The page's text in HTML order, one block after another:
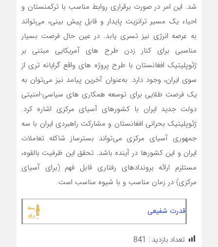
شد. این امر در صورت برقراری روابط مناسب با ترکمنستان و
احیاء یک مسیر ترانزیت پایدار و قابل پیش‌ بینی، می‌تواند
به عرصه انرژی نیز تسری یابد. در عین حال فرصت بسیار
مناسبی برای کنار زدن طرح‌ های آمریکایی مبتنی بر
ژئوپلیتیک افغانستان با طرح پروژه ‌های واقع ‌گرایانه ‌تری از
سوی ایران، وجود دارد. به‌عنوان آخرین پیامد نیز می‌توان به
یک فرصت طلایی برای توسعه همکاری‌ های سیاسی-امنیتی
دولت جدید ایران با کشورهای آسیای مرکزی اشاره کرد.
ژئوپلیتیک بحرانی افغانستان و مشارکت راهبردی ایران با سه
جمهوری آسیای مرکزی می‌تواند بسترساز شاکله تعاملات
ایران و این کشورها در آینده باشد. تحقق این ظرفیت بالقوه،
مستلزم ارائه بروندادهای رفتاری قابل فهم (برای آسیای
مرکزی) در زمان مناسب و با شیوه مناسب است.
قدرت شفیعی
تعداد بازدید : 841